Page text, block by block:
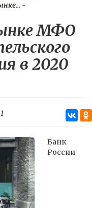
-
МФО
в 2020
Банк
России